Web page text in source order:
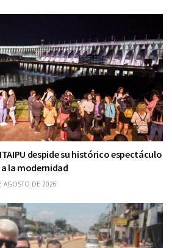
despide su histórico espectáculo
la modernidad
AGOSTO DE 2026